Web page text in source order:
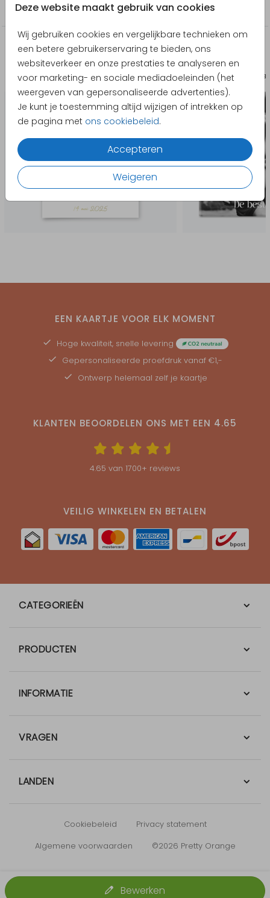
Deze website maakt gebruik van cookies
Wij gebruiken cookies en vergelijkbare technieken om
een betere gebruikerservaring te bieden, ons
websiteverkeer en onze prestaties te analyseren en
voor marketing- en sociale mediadoeleinden (het
weergeven van gepersonaliseerde advertenties).
Je kunt je toestemming altijd wijzigen of intrekken op
de pagina met ons cookiebeleid.
Accepteren
Weigeren
Communie
Producten die hierop lijken
Uitnodiging vormsel
Bewerken
EEN KAARTJE VOOR ELK MOMENT
Hoge kwaliteit, snelle levering
Gepersonaliseerde proefdruk vanaf €1,-
Ontwerp helemaal zelf je kaartje
KLANTEN BEOORDELEN ONS MET EEN 4.65
4.65 van 1700+ reviews
VEILIG WINKELEN EN BETALEN
CATEGORIEËN
PRODUCTEN
INFORMATIE
VRAGEN
LANDEN
Cookiebeleid
Privacy statement
Algemene voorwaarden
©2026 Pretty Orange